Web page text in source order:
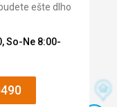
ešte dlho
So-Ne 8:00-